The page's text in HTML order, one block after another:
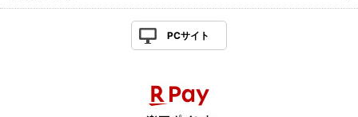
PCサイト